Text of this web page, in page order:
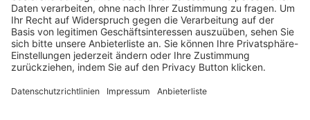
Trainerbörse
Login SpielPlus
FOLGE DEM BFV